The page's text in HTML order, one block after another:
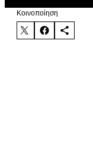
Kοινοποίηση